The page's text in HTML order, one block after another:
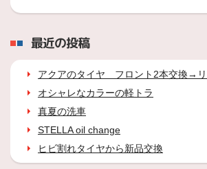
最近の投稿
アクアのタイヤ フロント2本交換→
オシャレなカラーの軽トラ
真夏の洗車
STELLA oil change
ヒビ割れタイヤから新品交換